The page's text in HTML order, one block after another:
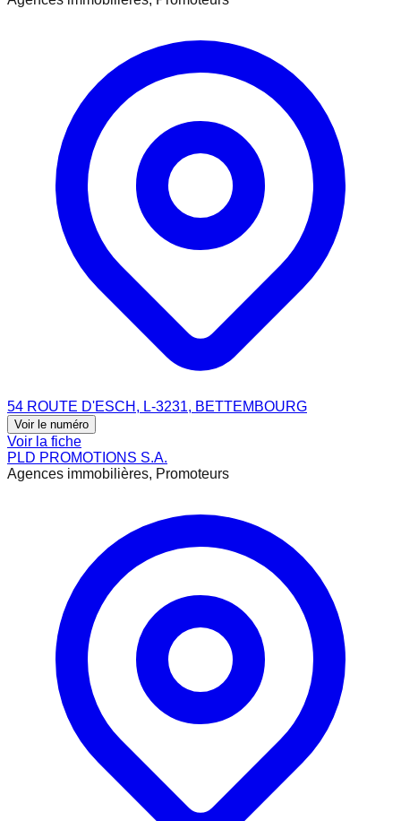
54 ROUTE D'ESCH, L-3231, BETTEMBOURG
Voir le numéro
Voir la fiche
PLD PROMOTIONS S.A.
Agences immobilières, Promoteurs